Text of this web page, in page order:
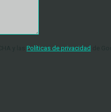
Políticas de privacidad